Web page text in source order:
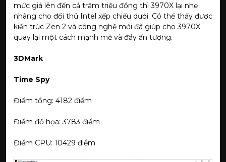
mức giá lên đến cả trăm triệu đồng thì 3970X lại nhẹ
nhàng cho đối thủ Intel xếp chiếu dưới. Có thể thấy được
kiến trúc Zen 2 và công nghệ mới đã giúp cho 3970X
quay lại một cách mạnh mẽ và đầy ấn tượng.
3DMark
Time Spy
Điểm tổng: 4182 điểm
Điểm đồ họa: 3783 điểm
Điểm CPU: 10429 điểm